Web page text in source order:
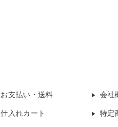
お支払い・送料
仕入れカート
会社
特定